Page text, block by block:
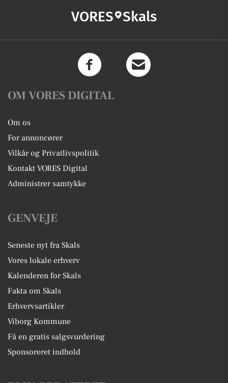
VORES Skals
OM VORES DIGITAL
Om os
For annoncører
Vilkår og Privatlivspolitik
Kontakt VORES Digital
Administrer samtykke
GENVEJE
Seneste nyt fra Skals
Vores lokale erhverv
Kalenderen for Skals
Fakta om Skals
Erhvervsartikler
Viborg Kommune
Få en gratis salgsvurdering
Sponsoreret indhold